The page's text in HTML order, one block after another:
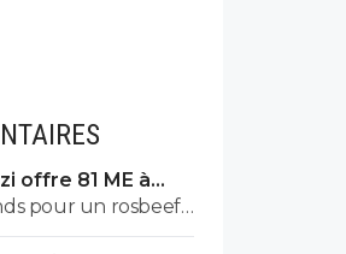
offre 81 ME à